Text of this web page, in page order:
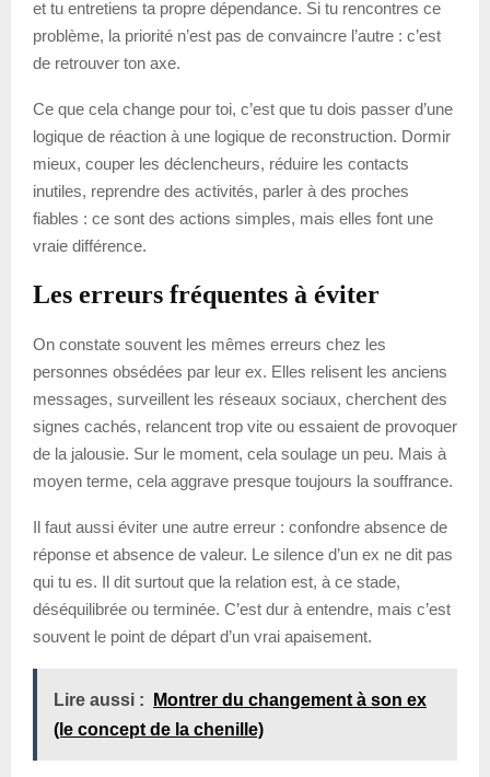
et tu entretiens ta propre dépendance. Si tu rencontres ce
problème, la priorité n’est pas de convaincre l’autre : c’est
de retrouver ton axe.
Ce que cela change pour toi, c’est que tu dois passer d’une
logique de réaction à une logique de reconstruction. Dormir
mieux, couper les déclencheurs, réduire les contacts
inutiles, reprendre des activités, parler à des proches
fiables : ce sont des actions simples, mais elles font une
vraie différence.
Les erreurs fréquentes à éviter
On constate souvent les mêmes erreurs chez les
personnes obsédées par leur ex. Elles relisent les anciens
messages, surveillent les réseaux sociaux, cherchent des
signes cachés, relancent trop vite ou essaient de provoquer
de la jalousie. Sur le moment, cela soulage un peu. Mais à
moyen terme, cela aggrave presque toujours la souffrance.
Il faut aussi éviter une autre erreur : confondre absence de
réponse et absence de valeur. Le silence d’un ex ne dit pas
qui tu es. Il dit surtout que la relation est, à ce stade,
déséquilibrée ou terminée. C’est dur à entendre, mais c’est
souvent le point de départ d’un vrai apaisement.
Lire aussi :
Montrer du changement à son ex
(le concept de la chenille)